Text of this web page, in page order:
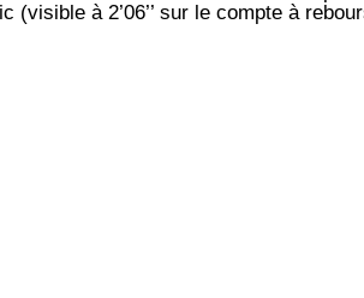
(visible à 2’06’’ sur le compte à